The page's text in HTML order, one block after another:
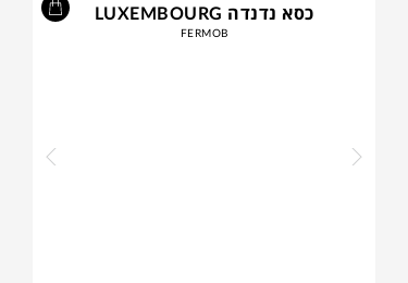
כסא נדנדה LUXEMBOURG
FERMOB